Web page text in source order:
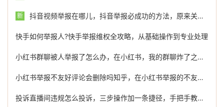
新 抖音视频举报在哪儿，抖音举报必成功的方法，原来关键在于这几点
快手如何举报人?快手举报维权全攻略，从基础操作到专业处理
小红书群聊被人举报了怎么办，在小红书，我的群聊炸了之后，比申诉更重要的，是学会避坑
小红书举报不友好评论会删除吗知乎，在小红书举报的不友好评论，为什么经常删不掉？一文说清平台审核逻辑
投诉直播间违规怎么投诉，三步操作加一条捷径，手把手教你投诉违规主播